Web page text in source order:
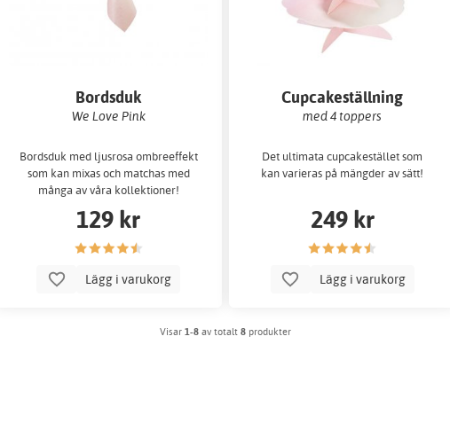
Bordsduk
We Love Pink
Bordsduk med ljusrosa ombreeffekt
som kan mixas och matchas med
många av våra kollektioner!
129 kr
Lägg i varukorg
Cupcakeställning
med 4 toppers
Det ultimata cupcakestället som
kan varieras på mängder av sätt!
249 kr
Lägg i varukorg
Visar1-8 av totalt8 produkter